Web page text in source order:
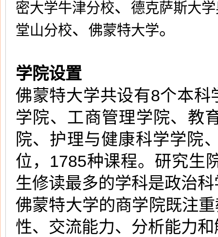
密大学牛津分校、 德克萨斯大
堂山分校、 佛蒙特大学。
学院设置
佛蒙特大学共设有8个本
学院、工商管理学院、教
院、护理与健康科学学院
位，1785种课程。研究生
生修读最多的学科是政治
佛蒙特大学的商学院既注
性、交流能力、分析能力